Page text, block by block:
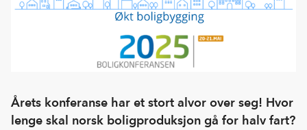
Årets konferanse har et stort alvor over seg! Hvor
lenge skal norsk boligproduksjon gå for halv fart?